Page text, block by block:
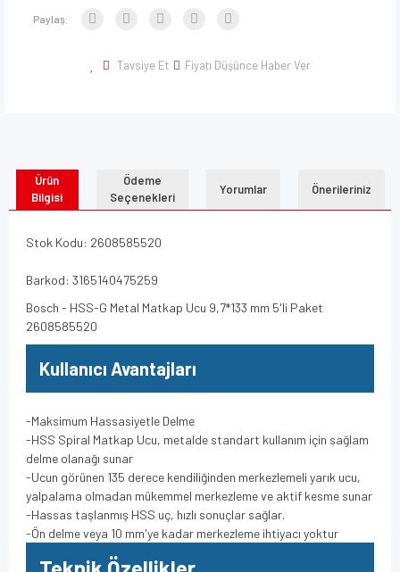
Paylaş:
Tavsiye Et Fiyatı Düşünce Haber Ver
Ürün
Bilgisi
Ödeme
Seçenekleri
Yorumlar Önerileriniz
Stok Kodu: 2608585520
Barkod: 3165140475259
Bosch - HSS-G Metal Matkap Ucu 9,7*133 mm 5'li Paket
2608585520
Kullanıcı Avantajları
-Maksimum Hassasiyetle Delme
-HSS Spiral Matkap Ucu, metalde standart kullanım için sağlam
delme olanağı sunar
-Ucun görünen 135 derece kendiliğinden merkezlemeli yarık ucu,
yalpalama olmadan mükemmel merkezleme ve aktif kesme sunar
-Hassas taşlanmış HSS uç, hızlı sonuçlar sağlar.
-Ön delme veya 10 mm'ye kadar merkezleme ihtiyacı yoktur